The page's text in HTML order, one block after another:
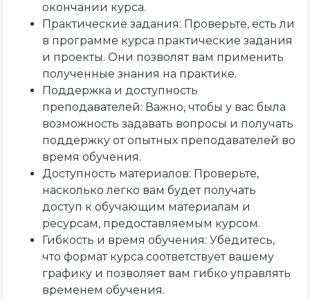
окончании курса.
Практические задания: Проверьте, есть ли
в программе курса практические задания
и проекты. Они позволят вам применить
полученные знания на практике.
Поддержка и доступность
преподавателей: Важно, чтобы у вас была
возможность задавать вопросы и получать
поддержку от опытных преподавателей во
время обучения.
Доступность материалов: Проверьте,
насколько легко вам будет получать
доступ к обучающим материалам и
ресурсам, предоставляемым курсом.
Гибкость и время обучения: Убедитесь,
что формат курса соответствует вашему
графику и позволяет вам гибко управлять
временем обучения.